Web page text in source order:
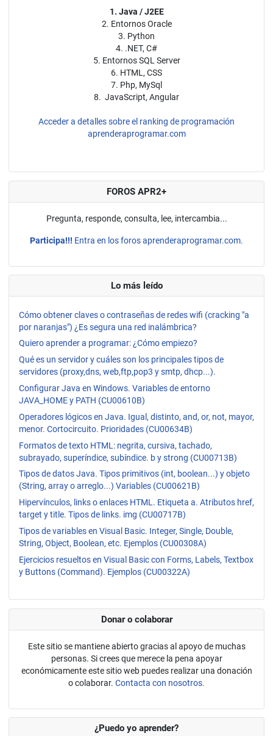
1. Java / J2EE
2. Entornos Oracle
3. Python
4. .NET, C#
5. Entornos SQL Server
6. HTML, CSS
7. Php, MySql
8. JavaScript, Angular
Acceder a detalles sobre el ranking de programación
aprenderaprogramar.com
FOROS APR2+
Pregunta, responde, consulta, lee, intercambia...
Participa!!! Entra en los foros aprenderaprogramar.com.
Lo más leído
Cómo obtener claves o contraseñas de redes wifi (cracking "a
por naranjas") ¿Es segura una red inalámbrica?
Quiero aprender a programar: ¿Cómo empiezo?
Qué es un servidor y cuáles son los principales tipos de
servidores (proxy,dns, web,ftp,pop3 y smtp, dhcp...).
Configurar Java en Windows. Variables de entorno
JAVA_HOME y PATH (CU00610B)
Operadores lógicos en Java. Igual, distinto, and, or, not, mayor,
menor. Cortocircuito. Prioridades (CU00634B)
Formatos de texto HTML: negrita, cursiva, tachado,
subrayado, superíndice, subíndice. b y strong (CU00713B)
Tipos de datos Java. Tipos primitivos (int, boolean...) y objeto
(String, array o arreglo...) Variables (CU00621B)
Hipervínculos, links o enlaces HTML. Etiqueta a. Atributos href,
target y title. Tipos de links. img (CU00717B)
Tipos de variables en Visual Basic. Integer, Single, Double,
String, Object, Boolean, etc. Ejemplos (CU00308A)
Ejercicios resueltos en Visual Basic con Forms, Labels, Textbox
y Buttons (Command). Ejemplos (CU00322A)
Donar o colaborar
Este sitio se mantiene abierto gracias al apoyo de muchas
personas. Si crees que merece la pena apoyar
económicamente este sitio web puedes realizar una donación
o colaborar. Contacta con nosotros.
¿Puedo yo aprender?